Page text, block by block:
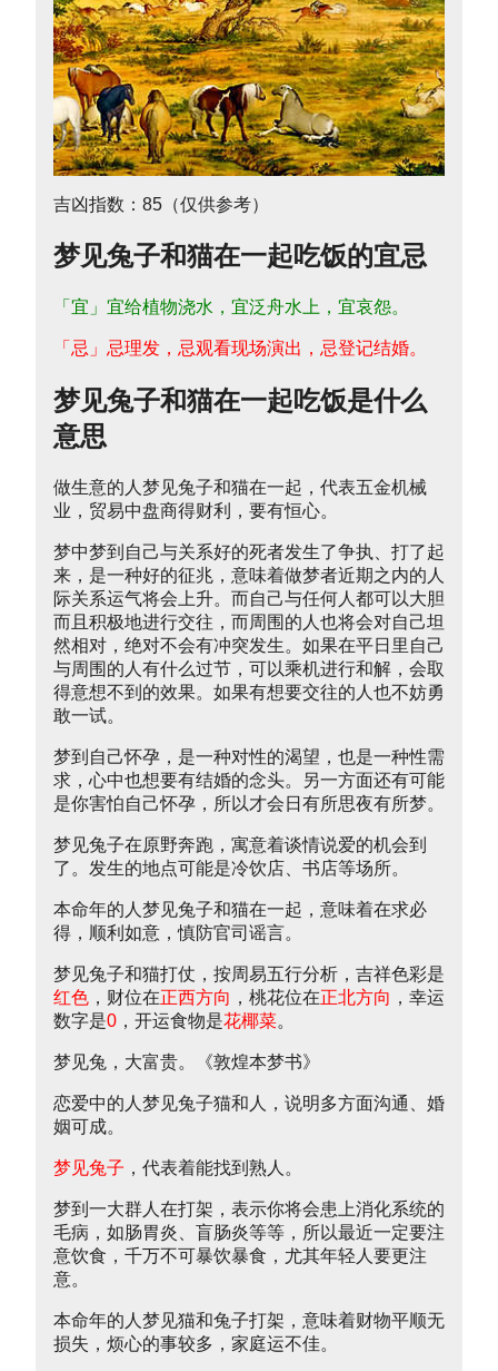
吉凶指数：85（仅供参考）
梦见兔子和猫在一起吃饭的宜忌
「宜」宜给植物浇水，宜泛舟水上，宜哀怨。
「忌」忌理发，忌观看现场演出，忌登记结婚。
梦见兔子和猫在一起吃饭是什么
意思
做生意的人梦见兔子和猫在一起，代表五金机械
业，贸易中盘商得财利，要有恒心。
梦中梦到自己与关系好的死者发生了争执、打了起
来，是一种好的征兆，意味着做梦者近期之内的人
际关系运气将会上升。而自己与任何人都可以大胆
而且积极地进行交往，而周围的人也将会对自己坦
然相对，绝对不会有冲突发生。如果在平日里自己
与周围的人有什么过节，可以乘机进行和解，会取
得意想不到的效果。如果有想要交往的人也不妨勇
敢一试。
梦到自己怀孕，是一种对性的渴望，也是一种性需
求，心中也想要有结婚的念头。另一方面还有可能
是你害怕自己怀孕，所以才会日有所思夜有所梦。
梦见兔子在原野奔跑，寓意着谈情说爱的机会到
了。发生的地点可能是冷饮店、书店等场所。
本命年的人梦见兔子和猫在一起，意味着在求必
得，顺利如意，慎防官司谣言。
梦见兔子和猫打仗，按周易五行分析，吉祥色彩是
红色 ，财位在正西方向 ，桃花位在正北方向 ，幸运
数字是0 ，开运食物是花椰菜。
梦见兔，大富贵。《敦煌本梦书》
恋爱中的人梦见兔子猫和人，说明多方面沟通、婚
姻可成。
梦见兔子 ，代表着能找到熟人。
梦到一大群人在打架，表示你将会患上消化系统的
毛病，如肠胃炎、盲肠炎等等，所以最近一定要注
意饮食，千万不可暴饮暴食，尤其年轻人要更注
意。
本命年的人梦见猫和兔子打架，意味着财物平顺无
损失，烦心的事较多，家庭运不佳。